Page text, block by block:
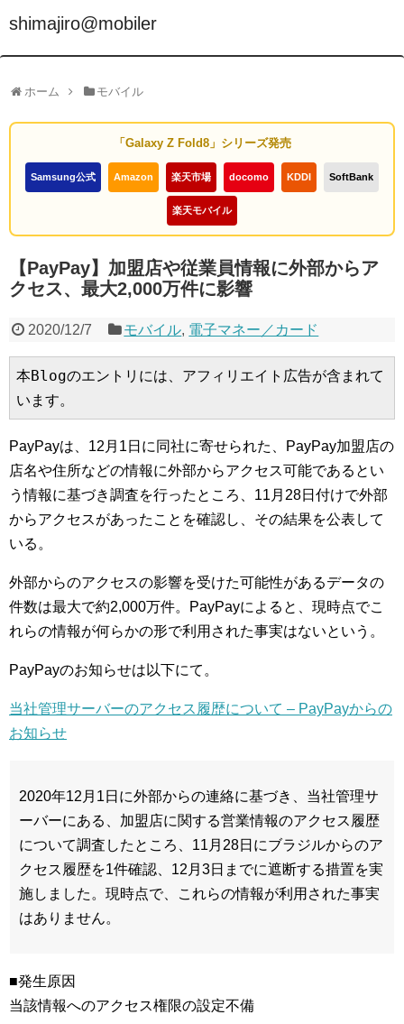
shimajiro@mobiler
ホーム モバイル
「Galaxy Z Fold8」シリーズ発売
Samsung公式 Amazon 楽天市場 docomo KDDI SoftBank
楽天モバイル
【PayPay】加盟店や従業員情報に外部からア
クセス、最大2,000万件に影響
2020/12/7 モバイル, 電子マネー／カード
本Blogのエントリには、アフィリエイト広告が含まれて
います。
PayPayは、12月1日に同社に寄せられた、PayPay加盟店の
店名や住所などの情報に外部からアクセス可能であるとい
う情報に基づき調査を行ったところ、11月28日付けで外部
からアクセスがあったことを確認し、その結果を公表して
いる。
外部からのアクセスの影響を受けた可能性があるデータの
件数は最大で約2,000万件。PayPayによると、現時点でこ
れらの情報が何らかの形で利用された事実はないという。
PayPayのお知らせは以下にて。
当社管理サーバーのアクセス履歴について – PayPayからの
お知らせ
2020年12月1日に外部からの連絡に基づき、当社管理サ
ーバーにある、加盟店に関する営業情報のアクセス履歴
について調査したところ、11月28日にブラジルからのア
クセス履歴を1件確認、12月3日までに遮断する措置を実
施しました。現時点で、これらの情報が利用された事実
はありません。
■発生原因
当該情報へのアクセス権限の設定不備